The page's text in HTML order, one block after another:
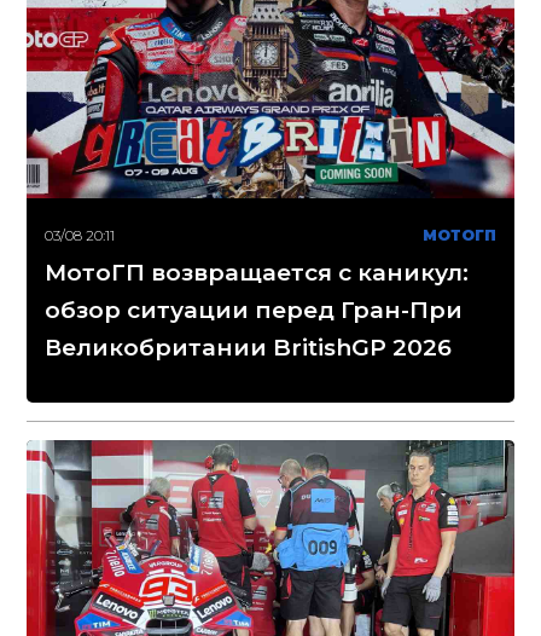
03/08 20:11 МОТОГП
МотоГП возвращается с каникул:
обзор ситуации перед Гран-При
Великобритании BritishGP 2026